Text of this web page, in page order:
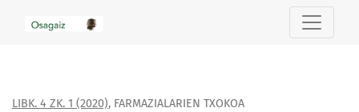
Nutrizioaren garrantzia alboko esklerosi amiotrofikoan:
LIBK. 4 ZK. 1 (2020), FARMAZIALARIEN TXOKOA